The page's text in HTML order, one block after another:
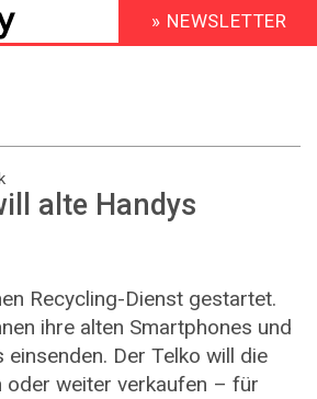
HEADER
MENU
» NEWSLETTER
alte Handys
Recycling-Dienst gestartet.
ihre alten Smartphones und
Der Telko will die
oder weiter verkaufen – für